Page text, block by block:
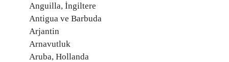
Anguilla, İngiltere
Antigua ve Barbuda
Arjantin
Arnavutluk
Aruba, Hollanda